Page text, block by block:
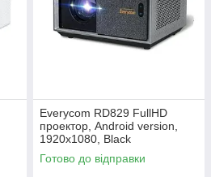
Everycom RD829 FullHD
проектор, Android version,
1920х1080, Black
Готово до відправки